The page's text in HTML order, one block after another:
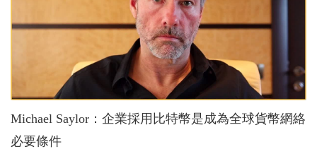
Michael Saylor：企業採用比特幣是成為全球貨幣網絡
必要條件